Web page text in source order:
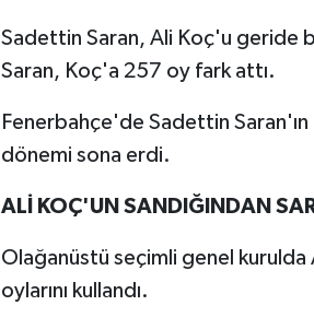
Sadettin Saran, Ali Koç'u geride
Saran, Koç'a 257 oy fark attı.
Fenerbahçe'de Sadettin
dönemi sona erdi.
ALİ KOÇ'UN SANDIĞINDAN
Olağanüstü seçimli genel kurulda
oylarını kullandı.